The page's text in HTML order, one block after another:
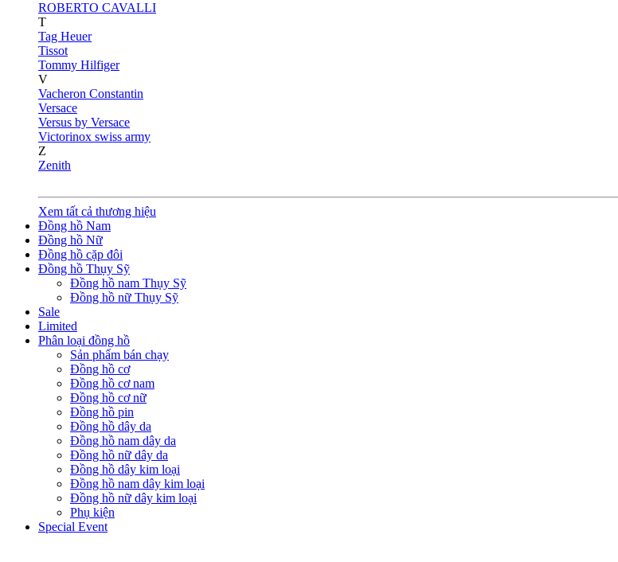
ROBERTO CAVALLI
T
Tag Heuer
Tissot
Tommy Hilfiger
V
Vacheron Constantin
Versace
Versus by Versace
Victorinox swiss army
Z
Zenith
Xem tất cả thương hiệu
Đồng hồ Nam
Đồng hồ Nữ
Đồng hồ cặp đôi
Đồng hồ Thụy Sỹ
Đồng hồ nam Thụy Sỹ
Đồng hồ nữ Thụy Sỹ
Sale
Limited
Phân loại đồng hồ
Sản phẩm bán chạy
Đồng hồ cơ
Đồng hồ cơ nam
Đồng hồ cơ nữ
Đồng hồ pin
Đồng hồ dây da
Đồng hồ nam dây da
Đồng hồ nữ dây da
Đồng hồ dây kim loại
Đồng hồ nam dây kim loại
Đồng hồ nữ dây kim loại
Phụ kiện
Special Event